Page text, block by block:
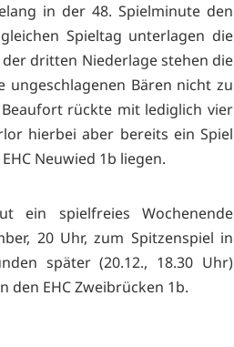
in der 48. Spielminute den
Spieltag unterlagen die
dritten Niederlage stehen die
ungeschlagenen Bären nicht zu
rückte mit lediglich vier
hierbei aber bereits ein Spiel
Neuwied 1b liegen.
ein spielfreies Wochenende
20 Uhr, zum Spitzenspiel in
später (20.12., 18.30 Uhr)
den EHC Zweibrücken 1b.